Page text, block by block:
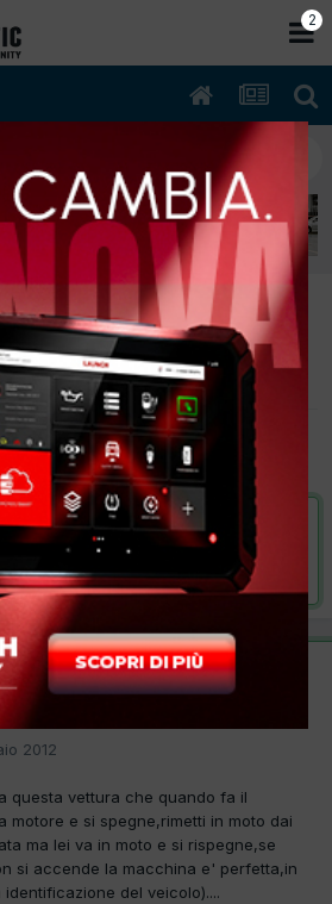
2001 973cc z10xe 43Kw
non sta in moto
ALLA SOLUZIONE
dragxel,13 Febbraio 2012
2012
questa vettura che quando fa il
motore e si spegne,rimetti in moto dai
ma lei va in moto e si rispegne,se
si accende la macchina e' perfetta,in
identificazione del veicolo)....
1